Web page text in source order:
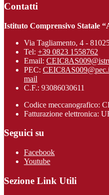
Contatti
Istituto Comprensivo Statale
Via Tagliamento, 4 -
Tel: +39 0823 1558762
Email:
PEC:
mail
C.F.: 93086030611
Codice meccanografico:
Fatturazione elettronica:
Seguici su
Facebook
Youtube
Sezione Link Utili